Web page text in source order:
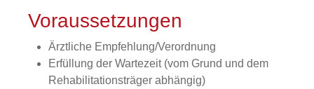
Voraussetzungen
Ärztliche Empfehlung/Verordnung
Erfüllung der Wartezeit (vom Grund und dem
Rehabilitationsträger abhängig)